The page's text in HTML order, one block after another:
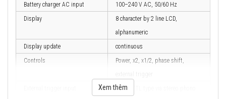
Battery charger AC input
100–240 V AC, 50/60 Hz
Display
8 character by 2 line LCD,
alphanumeric
Display update
continuous
Controls
Power, x2, x1/2, phase shift,
0–5 V TTL type via stereo phono
Xem thêm